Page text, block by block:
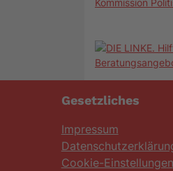
Kommission
Gesetzliches
Impressum
Cookie-Einstellungen